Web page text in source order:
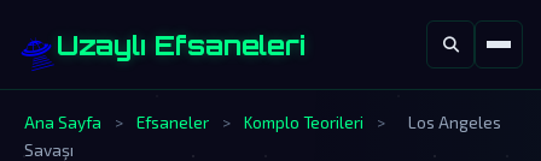
🛸Uzaylı Efsaneleri
Ana Sayfa > Efsaneler > Komplo Teorileri >
Los Angeles
Savaşı